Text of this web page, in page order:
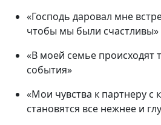
«Господь даровал мне
чтобы мы были счастливы»
«В моей семье происходят
события»
«Мои чувства к партнеру с
становятся все нежнее и